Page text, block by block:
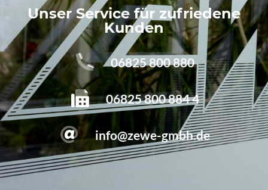
Unser Service für zufriedene
Kunden
06825 800 880
06825 800 884 4
info@zewe-gmbh.de